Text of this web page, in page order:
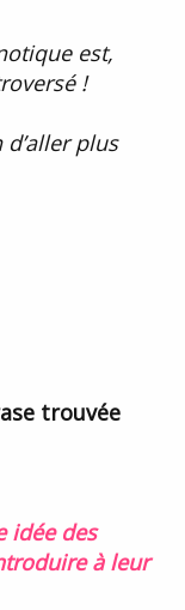
est,
!
d’aller plus
trouvée
idée des
à leur